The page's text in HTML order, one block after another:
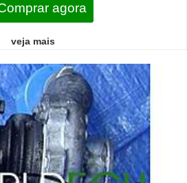
agora
veja mais